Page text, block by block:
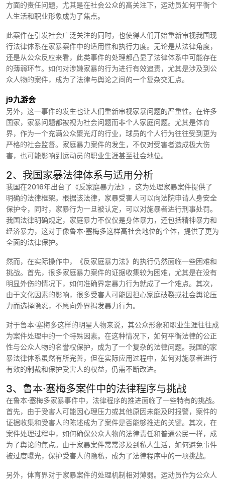
方面的责任问题，尤其是在社会公众的高关注下，运动员如何平衡个
人生活和职业形象成为了焦点。
此案件在引发社会广泛关注的同时，也使得人们开始重新审视我国现
行法律体系在家暴案件中的适用性和执行力度。无论是从法律角度，
还是从公众反应来看，此类事件的处理都凸显了法律体系中可能存在
的薄弱环节。如何对涉嫌家暴的行为进行有效追责，尤其是涉及到公
众人物的案件，成为了法律与舆论之间的一个复杂交汇点。
j9九游会
另外，这一事件的发生也让人们重新审视家暴问题的严重性。在许多
国家，家暴问题都被视为社会问题而非个人家庭问题。尤其是体育
界，作为一个充满公众聚光灯的行业，球员的个人行为往往受到更为
严格的社会监督。家庭暴力案件的发生，不仅对受害者造成极大伤
害，也可能影响到运动员的职业生涯甚至社会地位。
2、我国家暴法律体系与适用分析
我国在2016年出台了《反家庭暴力法》，这为处理家暴案件提供了
明确的法律框架。根据该法律，家暴受害人可以向法院申请人身安全
保护令，同时，家暴行为一旦被认定，可以对施暴者进行刑事处罚。
我国法律明确规定，家庭暴力不仅仅是身体暴力，还包括精神暴力和
经济暴力，这对于像鲁本·塞梅多这样高社会地位的个体，提供了更为
全面的法律保护。
然而，在实际操作中，《反家庭暴力法》的执行仍然面临一些困难和
挑战。首先，很多家庭暴力案件的证据收集较为困难，尤其是在没有
明显外伤的情况下，如何准确界定暴力行为就成了一个难点。其次，
由于文化因素的影响，很多受害人可能因担心家庭破裂或社会舆论压
力而选择隐忍，不愿向外界揭发暴力行为。
对于鲁本·塞梅多这样的明星人物来说，其公众形象和职业生涯往往成
为案件处理中的一个特殊因素。在这种情况下，如何平衡法律的公正
性与公众人物的名誉权保护，成为了一个复杂的法律问题。我国的家
暴法律体系虽然有所完善，但在实际应用过程中，如何对施暴者进行
有效的制裁和保护受害人的权益，仍需不断改进。
3、鲁本·塞梅多案件中的法律程序与挑战
在鲁本·塞梅多家暴事件中，法律程序的推进面临了一些特有的挑战。
首先，由于受害人可能因心理压力或其他原因未能及时报警，案件的
证据收集和受害人的陈述成为了案件是否能够推进的关键。其次，在
案件处理过程中，如何确保公众人物的法律责任和普通公民一样，成
为了舆论的焦点。由于家暴案件常常涉及到私人生活，如何避免事件
被过度曝光，保护受害人的隐私，成为了法律程序中的一项挑战。
另外，体育界对于家暴案件的处理机制相对薄弱。运动员作为公众人